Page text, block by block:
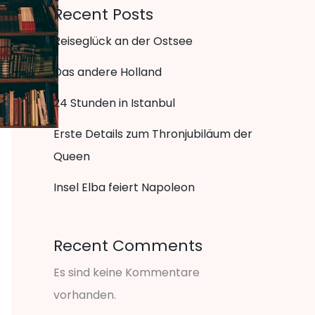
Recent Posts
Reiseglück an der Ostsee
Das andere Holland
24 Stunden in Istanbul
Erste Details zum Thronjubiläum der
Queen
Insel Elba feiert Napoleon
Recent Comments
Es sind keine Kommentare
vorhanden.